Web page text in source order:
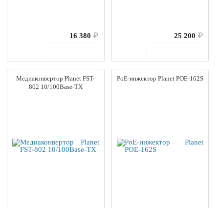
16 380 ₽
25 200 ₽
Медиаконвертор Planet FST-
802 10/100Base-TX
PoE-инжектор Planet POE-162S